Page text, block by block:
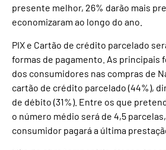
presente melhor, 26% darão mais
economizaram ao longo do ano.
PIX e Cartão de crédito parcelado
formas de pagamento. As principais
dos consumidores nas compras de
cartão de crédito parcelado (44%),
de débito (31%). Entre os que
o número médio será de 4,5
consumidor pagará a última